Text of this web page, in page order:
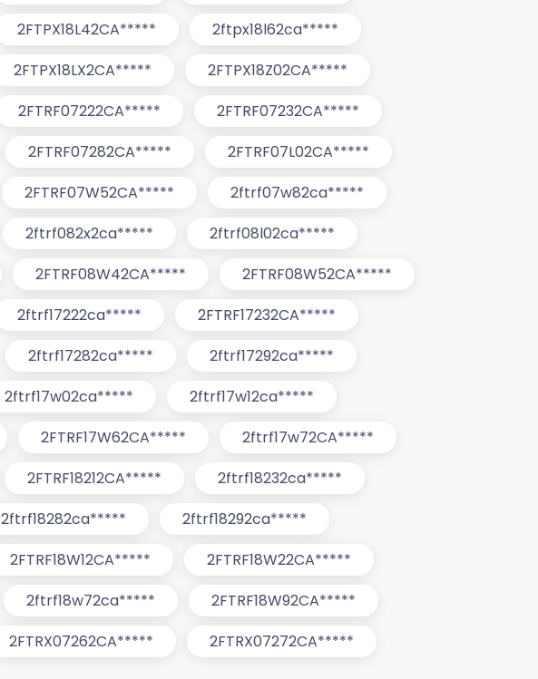
2FTPX18L42CA*****
2ftpx18l62ca*****
2FTPX18LX2CA*****
2FTPX18Z02CA*****
2FTRF07222CA*****
2FTRF07232CA*****
2FTRF07282CA*****
2FTRF07L02CA*****
2FTRF07W52CA*****
2ftrf07w82ca*****
2ftrf082x2ca*****
2ftrf08l02ca*****
2FTRF08W42CA*****
2FTRF08W52CA*****
2ftrf17222ca*****
2FTRF17232CA*****
2ftrf17282ca*****
2ftrf17292ca*****
2ftrf17w02ca*****
2ftrf17w12ca*****
2FTRF17W62CA*****
2ftrf17w72CA*****
2FTRF18212CA*****
2ftrf18232ca*****
2ftrf18282ca*****
2ftrf18292ca*****
2FTRF18W12CA*****
2FTRF18W22CA*****
2ftrf18w72ca*****
2FTRF18W92CA*****
2FTRX07262CA***** 2FTRX07272CA*****